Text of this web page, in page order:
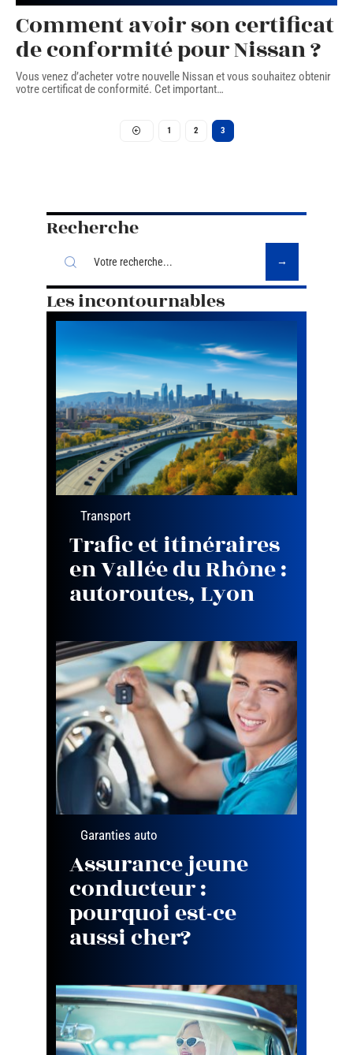
Comment avoir son certificat
de conformité pour Nissan ?
Vous venez d’acheter votre nouvelle Nissan et vous souhaitez obtenir
votre certificat de conformité. Cet important…
1 2 3
Recherche
Les incontournables
Transport
Trafic et itinéraires
en Vallée du Rhône :
autoroutes, Lyon
Garanties auto
Assurance jeune
conducteur :
pourquoi est-ce
aussi cher?